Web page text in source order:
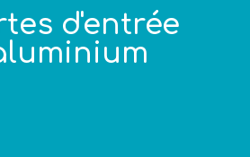
d'entrée